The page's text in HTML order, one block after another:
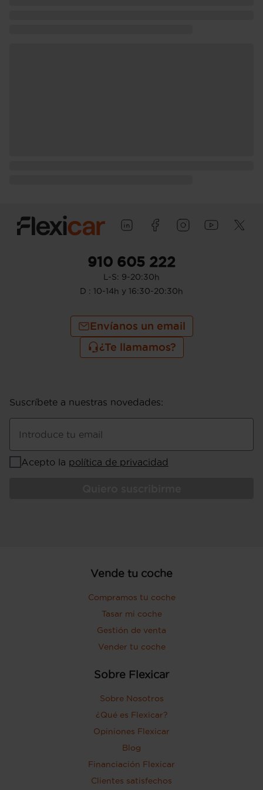
910 605 222
L-S: 9-20:30h
D : 10-14h y 16:30-20:30h
Envíanos un email
¿Te llamamos?
Suscríbete a nuestras novedades:
Introduce tu email
Acepto la política de privacidad
Vende tu coche
Compramos tu coche
Tasar mi coche
Gestión de venta
Vender tu coche
Sobre Flexicar
Sobre Nosotros
¿Qué es Flexicar?
Opiniones Flexicar
Blog
Financiación Flexicar
Clientes satisfechos